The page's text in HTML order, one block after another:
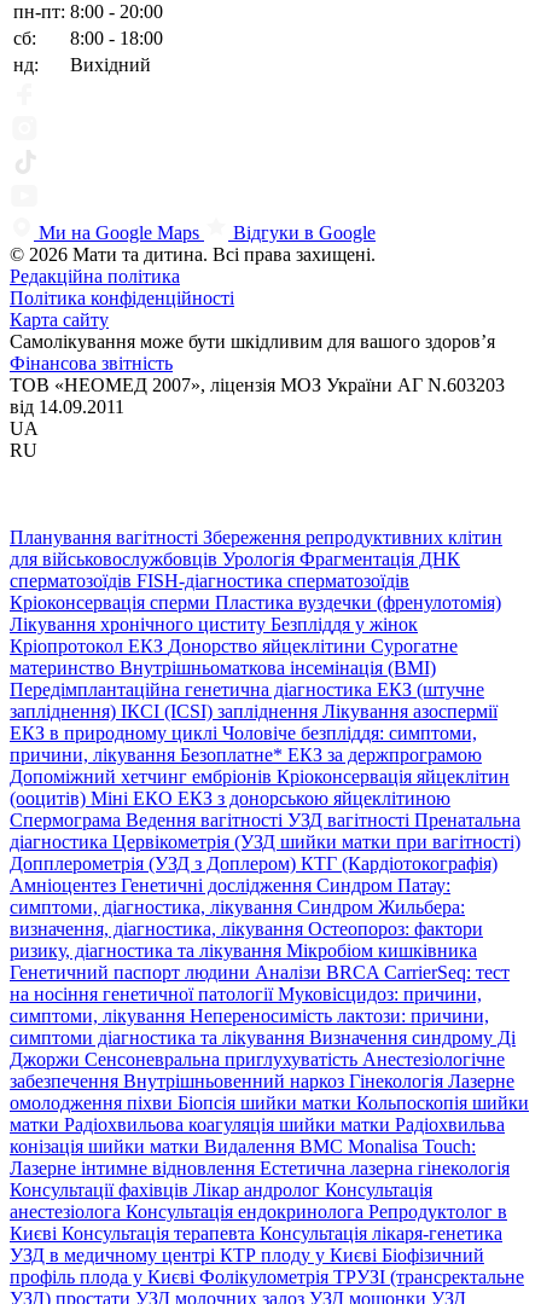
пн-пт: 8:00 - 20:00
сб:
8:00 - 18:00
нд:
Вихідний
Ми на Google Maps
Відгуки в Google
© 2026 Мати та дитина. Всі права захищені.
Редакційна політика
Політика конфіденційності
Карта сайту
Самолікування може бути шкідливим для вашого здоров’я
Фінансова звітність
ТОВ «НЕОМЕД 2007», ліцензія МОЗ України АГ N.603203
від 14.09.2011
UA
RU
Планування вагітності Збереження репродуктивних клітин
для військовослужбовців Урологія Фрагментація ДНК
сперматозоїдів FISH-діагностика сперматозоїдів
Кріоконсервація сперми Пластика вуздечки (френулотомія)
Лікування хронічного циститу Безпліддя у жінок
Кріопротокол ЕКЗ Донорство яйцеклітини Сурогатне
материнство Внутрішньоматкова інсемінація (ВМІ)
Передімплантаційна генетична діагностика ЕКЗ (штучне
запліднення) ІКСІ (ICSI) запліднення Лікування азоспермії
ЕКЗ в природному циклі Чоловіче безпліддя: симптоми,
причини, лікування Безоплатне* ЕКЗ за держпрограмою
Допоміжний хетчинг ембріонів Кріоконсервація яйцеклітин
(ооцитів) Міні ЕКО ЕКЗ з донорською яйцеклітиною
Спермограма Ведення вагітності УЗД вагітності Пренатальна
діагностика Цервікометрія (УЗД шийки матки при вагітності)
Допплерометрія (УЗД з Доплером) КТГ (Кардіотокографія)
Амніоцентез Генетичні дослідження Синдром Патау:
симптоми, дiагностика, лiкування Синдром Жильбера:
визначення, діагностика, лікування Остеопороз: фактори
ризику, діагностика та лікування Мікробіом кишківника
Генетичний паспорт людини Аналізи BRCA CarrierSeq: тест
на носіння генетичної патологіїМуковісцидоз: причини,
симптоми, лікування Непереносимість лактози: причини,
симптоми діагностика та лікування Визначення синдрому Ді
Джоржи Сенсоневральна приглухуватість Анестезіологічне
забезпечення Внутрішньовенний наркоз Гінекологія Лазерне
омолодження піхви Біопсія шийки матки Кольпоскопія шийки
матки Радіохвильова коагуляція шийки матки Радіохвильва
конізація шийки матки Видалення ВМС Monalisa Touch:
Лазерне інтимне відновлення Естетична лазерна гінекологія
Консультації фахівців Лікар андролог Консультація
анестезіолога Консультація ендокринолога Репродуктолог в
Києві Консультація терапевта Консультація лікаря-генетика
УЗД в медичному центрі КТР плоду у Києві Біофізичний
профіль плода у Києві Фолікулометрія ТРУЗІ (трансректальне
УЗД) простати УЗД молочних залоз УЗД мошонки УЗД